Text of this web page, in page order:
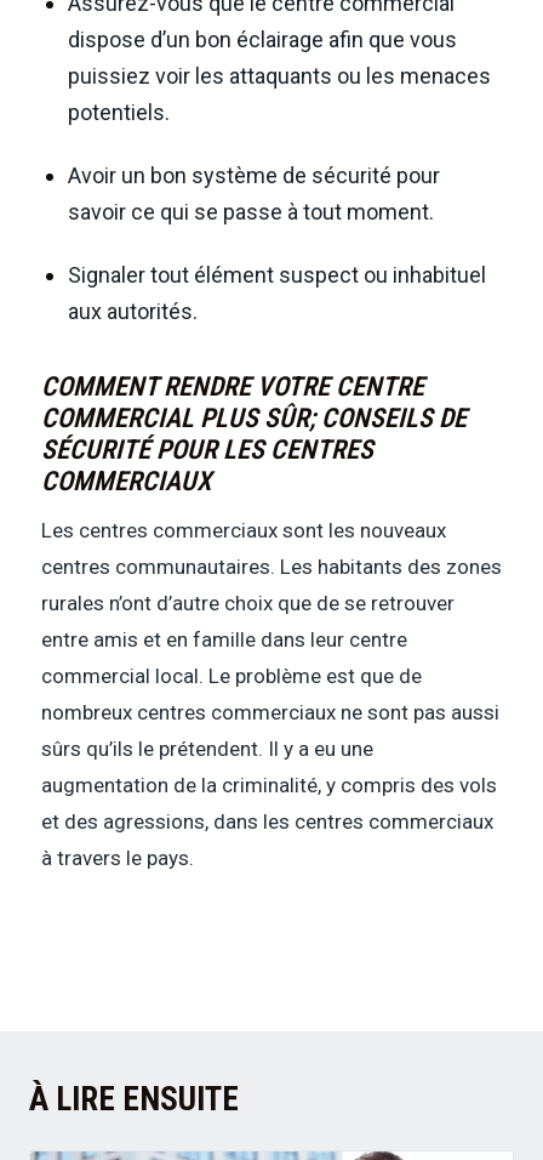
dispose d’un bon éclairage afin que vous
puissiez voir les attaquants ou les menaces
potentiels.
Avoir un bon système de sécurité pour
savoir ce qui se passe à tout moment.
Signaler tout élément suspect ou inhabituel
aux autorités.
COMMENT RENDRE VOTRE CENTRE
COMMERCIAL PLUS SÛR; CONSEILS DE
SÉCURITÉ POUR LES CENTRES
COMMERCIAUX
Les centres commerciaux sont les nouveaux
centres communautaires. Les habitants des zones
rurales n’ont d’autre choix que de se retrouver
entre amis et en famille dans leur centre
commercial local. Le problème est que de
nombreux centres commerciaux ne sont pas aussi
sûrs qu’ils le prétendent. Il y a eu une
augmentation de la criminalité, y compris des vols
et des agressions, dans les centres commerciaux
à travers le pays.
À LIRE ENSUITE